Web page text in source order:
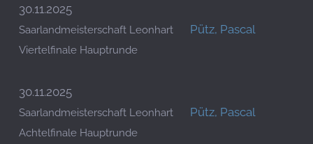
30.11.2025
Saarlandmeisterschaft Leonhart
Viertelfinale Hauptrunde
Pütz, Pascal
30.11.2025
Saarlandmeisterschaft Leonhart
Achtelfinale Hauptrunde
Pütz, Pascal